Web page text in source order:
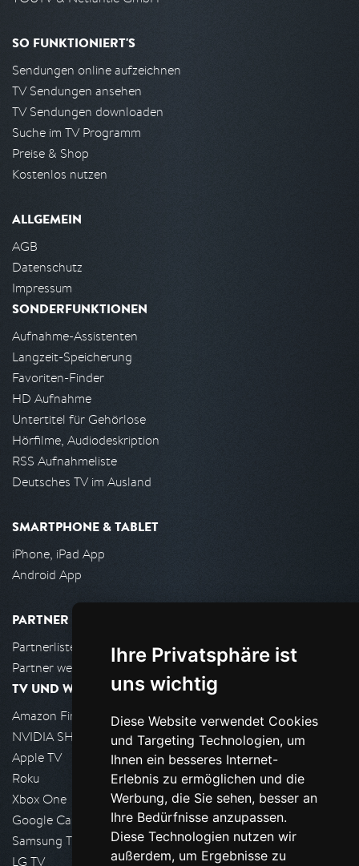
Ihre Privatsphäre ist
uns wichtig
Diese Website verwendet Cookies
und Targeting Technologien, um
Ihnen ein besseres Internet-
Erlebnis zu ermöglichen und die
Werbung, die Sie sehen, besser an
Ihre Bedürfnisse anzupassen.
Diese Technologien nutzen wir
außerdem, um Ergebnisse zu
SO FUNKTIONIERT'S
Sendungen online aufzeichnen
TV Sendungen ansehen
TV Sendungen downloaden
Suche im TV Programm
Preise & Shop
Kostenlos nutzen
ALLGEMEIN
AGB
Datenschutz
Impressum
SONDERFUNKTIONEN
Aufnahme-Assistenten
Langzeit-Speicherung
Favoriten-Finder
HD Aufnahme
Untertitel für Gehörlose
Hörfilme, Audiodeskription
RSS Aufnahmeliste
Deutsches TV im Ausland
SMARTPHONE & TABLET
iPhone, iPad App
Android App
PARTNER
Partnerliste
Partner werden
TV UND WOHNZIMMER
Amazon FireTV
NVIDIA SHIELD, Google TV
Apple TV
Roku
Xbox One
Google Cast
Samsung TV
LG TV